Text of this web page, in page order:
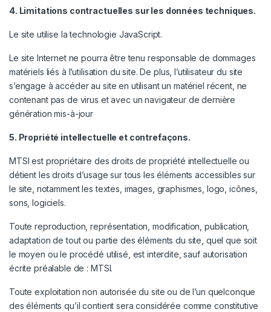
4. Limitations contractuelles sur les données techniques.
Le site utilise la technologie JavaScript.
Le site Internet ne pourra être tenu responsable de dommages
matériels liés à l’utilisation du site. De plus, l’utilisateur du site
s’engage à accéder au site en utilisant un matériel récent, ne
contenant pas de virus et avec un navigateur de dernière
génération mis-à-jour
5. Propriété intellectuelle et contrefaçons.
MTSI est propriétaire des droits de propriété intellectuelle ou
détient les droits d’usage sur tous les éléments accessibles sur
le site, notamment les textes, images, graphismes, logo, icônes,
sons, logiciels.
Toute reproduction, représentation, modification, publication,
adaptation de tout ou partie des éléments du site, quel que soit
le moyen ou le procédé utilisé, est interdite, sauf autorisation
écrite préalable de : MTSI.
Toute exploitation non autorisée du site ou de l’un quelconque
des éléments qu’il contient sera considérée comme constitutive